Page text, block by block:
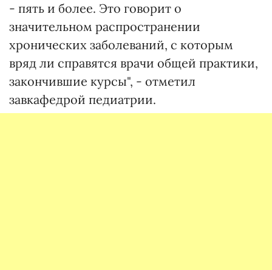
- пять и более. Это говорит о
значительном распространении
хронических заболеваний, с которым
вряд ли справятся врачи общей практики,
закончившие курсы", - отметил
завкафедрой педиатрии.